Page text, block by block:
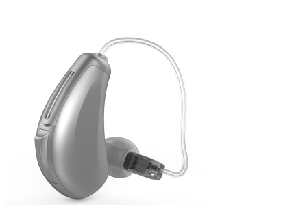
Signia hoortoestellenSignia Pure BCT IX
Audio Service R LI 7
Hoortoestelbatterijen
Widex filters FiltersDomes
Onderhoudsartikelen
Signia Active Mini IX - Oplaadbaar
De Signia Active Mini IX is het nieuwste hoortoestel van Signia.